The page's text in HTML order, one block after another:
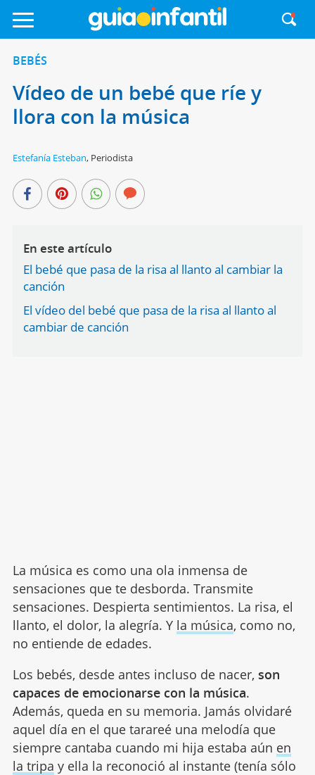
BEBÉS
Vídeo de un bebé que ríe y
llora con la música
Estefanía Esteban, Periodista
En este artículo
El bebé que pasa de la risa al llanto al cambiar la
canción
El vídeo del bebé que pasa de la risa al llanto al
cambiar de canción
La música es como una ola inmensa de
sensaciones que te desborda. Transmite
sensaciones. Despierta sentimientos. La risa, el
llanto, el dolor, la alegría. Y la música, como no,
no entiende de edades.
Los bebés, desde antes incluso de nacer, son
capaces de emocionarse con la música.
Además, queda en su memoria. Jamás olvidaré
aquel día en el que tarareé una melodía que
siempre cantaba cuando mi hija estaba aún en
la tripa y ella la reconoció al instante (tenía sólo